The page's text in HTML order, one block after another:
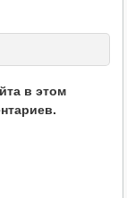
в этом